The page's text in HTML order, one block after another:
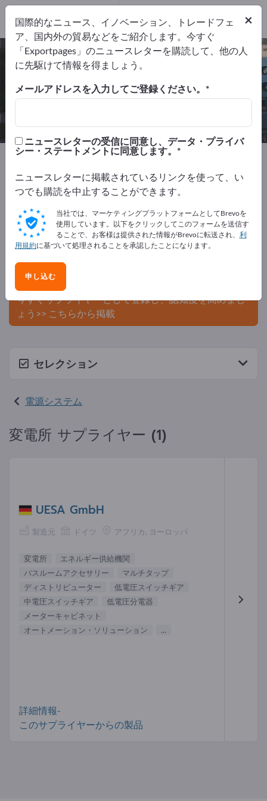
変電所 – メーカーとサプライヤーを
検索
輸出業者1
メーカー
Exportpages 電気工学
エネルギー技術
電源システム
変電所
Exportpagesで無料で広告を掲載！
ニーズ – オファー – 中古品 – ビジネスコンタクト >> こ
こから始める
Exportpagesで貴社と製品を掲載し
ましょう。
今すぐサプライヤーとして登録し、認知度を高めまし
ょう>> こちらから掲載
セレクション
電源システム
変電所 サプライヤー (1)
UESA GmbH
製造元 ドイツ アフリカ, ヨーロッパ
変電所
エネルギー供給機関
バスルームアクセサリー
マルチタップ
ディストリビューター
低電圧スイッチギア
中電圧スイッチギア
低電圧分電器
メーターキャビネット
オートメーション・ソリューション
...
詳細情報-
このサプライヤーからの製品
×
国際的なニュース、イノベーション、トレードフェ
ア、国内外の貿易などをご紹介します。今すぐ
「Exportpages」のニュースレターを購読して、他の人
に先駆けて情報を得ましょう。
メールアドレスを入力してご登録ください。
ニュースレターの受信に同意し、データ・プライバ
シー・ステートメントに同意します。
ニュースレターに掲載されているリンクを使って、い
つでも購読を中止することができます。
当社では、マーケティングプラットフォームとしてBrevoを
使用しています。以下をクリックしてこのフォームを送信す
ることで、お客様は提供された情報がBrevoに転送され、 利
用規約に基づいて処理されることを承認したことになります。
申し込む